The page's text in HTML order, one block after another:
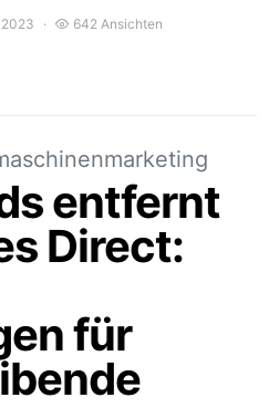
642 Ansichten
entfernt
Direct:
für